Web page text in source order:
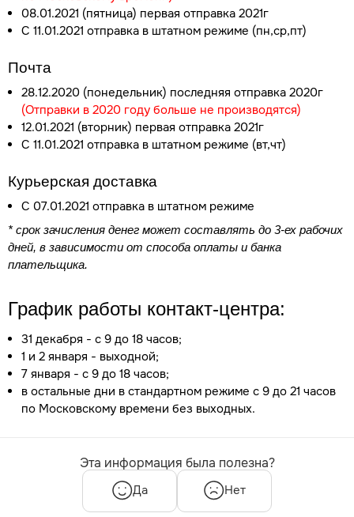
08.01.2021 (пятница) первая отправка 2021г
С 11.01.2021 отправка в штатном режиме (пн,ср,пт)
Почта
28.12.2020 (понедельник) последняя отправка 2020г
(Отправки в 2020 году больше не производятся)
12.01.2021 (вторник) первая отправка 2021г
С 11.01.2021 отправка в штатном режиме (вт,чт)
Курьерская доставка
С 07.01.2021 отправка в штатном режиме​​​​​​​
* срок зачисления денег может составлять до 3-ех рабочих
дней, в зависимости от способа оплаты и банка
плательщика.
График работы контакт-центра:
31 декабря - с 9 до 18 часов;
1 и 2 января - выходной;
7 января - с 9 до 18 часов;
в остальные дни в стандартном режиме с 9 до 21 часов
по Московскому времени без выходных.
Эта информация была полезна?
Да Нет